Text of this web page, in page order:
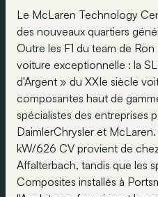
Le McLaren Technology
des nouveaux quartiers
Outre les F1 du team de
voiture exceptionnelle : la
d'Argent » du XXIe siècle
composantes haut de
spécialistes des entreprises
DaimlerChrysler et
kW/626 CV provient de
Affalterbach, tandis que les
Composites installés à